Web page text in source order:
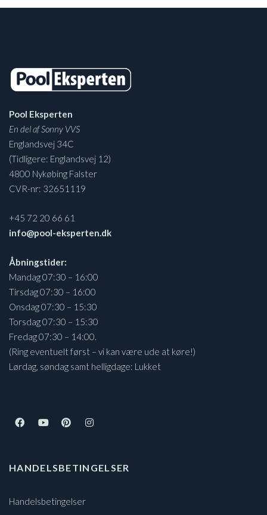
Pool Eksperten
En del af Sonny VVS
Englandsvej 34C
(Tidligere: Englandsvej 12)
4800 Nykøbing Falster
CVR-nr: 32651119
+45 72 20 66 61
info@pool-eksperten.dk
Åbningstider:
Mandag 07:30 – 16:00
Tirsdag 07:30 – 16:00
Onsdag 07:30 – 15:30
Torsdag 07:30 – 15:30
Fredag 07:30 – 14:00.
(Ring eventuelt først – vi kan være ude at køre!)
Lørdag, søndag samt helligdage: Lukket
HANDELSBETINGELSER
Handelsbetingelser